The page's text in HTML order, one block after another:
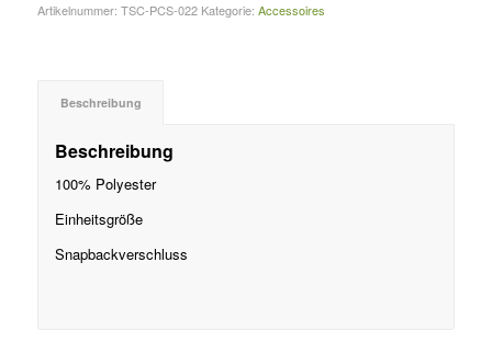
Artikelnummer: TSC-PCS-022 Kategorie: Accessoires
Beschreibung
Beschreibung
100% Polyester
Einheitsgröße
Snapbackverschluss